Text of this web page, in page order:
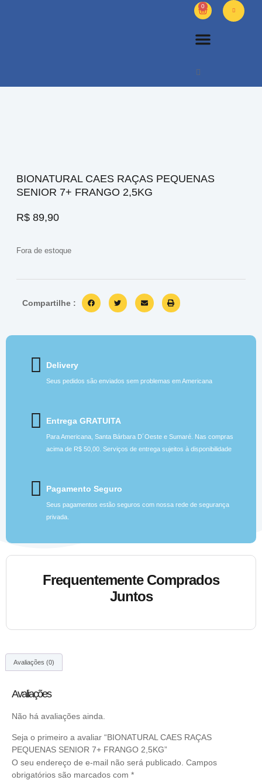
0
BIONATURAL CAES RAÇAS PEQUENAS
SENIOR 7+ FRANGO 2,5KG
R$ 89,90
Fora de estoque
Compartilhe :
Delivery
Seus pedidos são enviados sem problemas em Americana
Entrega GRATUITA
Para Americana, Santa Bárbara D´Oeste e Sumaré. Nas compras
acima de R$ 50,00. Serviços de entrega sujeitos à disponibilidade
Pagamento Seguro
Seus pagamentos estão seguros com nossa rede de segurança
privada.
Frequentemente Comprados
Juntos
Avaliações (0)
Avaliações
Não há avaliações ainda.
Seja o primeiro a avaliar “BIONATURAL CAES RAÇAS
PEQUENAS SENIOR 7+ FRANGO 2,5KG”
O seu endereço de e-mail não será publicado. Campos
obrigatórios são marcados com *